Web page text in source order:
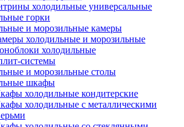
холодильные универсальные
горки
и морозильные камеры
холодильные и морозильные
холодильные
системы
и морозильные столы
шкафы
холодильные кондитерские
холодильные с металлическими